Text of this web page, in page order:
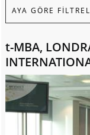
t-MBA,